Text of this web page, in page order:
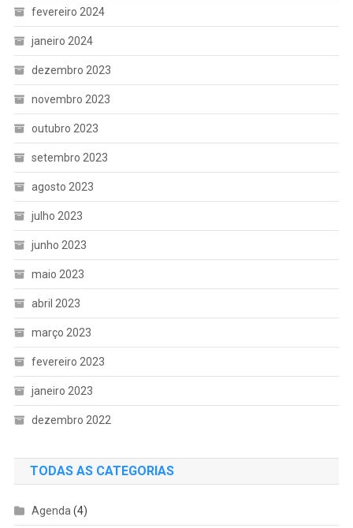
fevereiro 2024
janeiro 2024
dezembro 2023
novembro 2023
outubro 2023
setembro 2023
agosto 2023
julho 2023
junho 2023
maio 2023
abril 2023
março 2023
fevereiro 2023
janeiro 2023
dezembro 2022
TODAS AS CATEGORIAS
Agenda (4)